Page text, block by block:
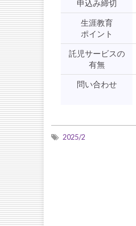
申込み締切
生涯教育
ポイント
託児サービスの
有無
問い合わせ
2025/2